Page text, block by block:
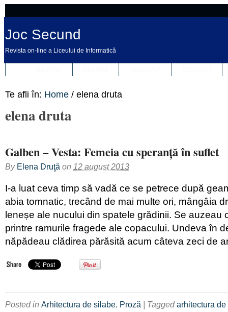
Joc Secund
Revista on-line a Liceului de Informatică
Te afli în: Home / elena druta
elena druta
Galben – Vesta: Femeia cu speranță în suflet
By Elena Druţă on 12 august 2013
I-a luat ceva timp să vadă ce se petrece după
abia tomnatic, trecând de mai multe ori, mângâia
leneșe ale nucului din spatele grădinii. Se auzeau
printre ramurile fragede ale copacului. Undeva în
năpădeau clădirea părăsită acum câteva zeci de
Posted in Arhitectura de silabe, Proză | Taggedarhitectura